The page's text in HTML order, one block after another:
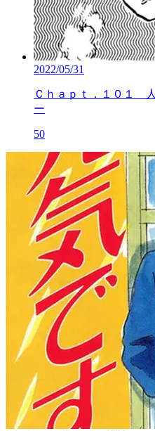
2022/05/31
Ｃｈａｐｔ．１０１
ー
50